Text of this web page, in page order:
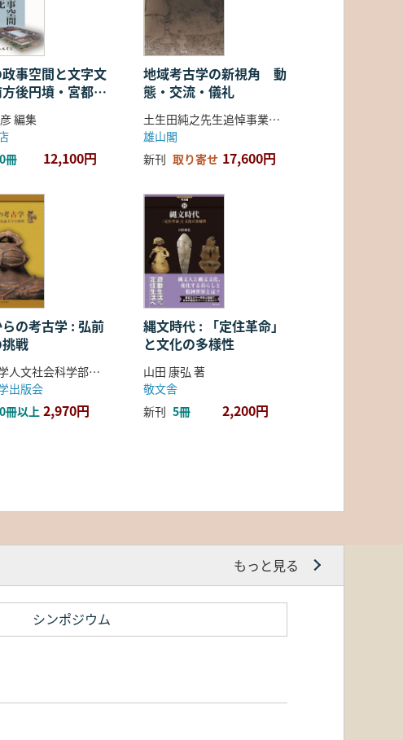
事空間と文字文
後円墳・宮都・
編集
冊 12,100円
地域考古学の新視角 動
態・交流・儀礼
土生田純之先生追悼事業会 編
雄山閣
新刊 取り寄せ 17,600円
の考古学 : 弘前
戦
弘前大学人文社会科学部北日本考古学研究センター 編
出版会
冊以上 2,970円
縄文時代 : 「定住革命」
と文化の多様性
山田 康弘 著
敬文舎
新刊 5冊 2,200円
もっと見る
シンポジウム